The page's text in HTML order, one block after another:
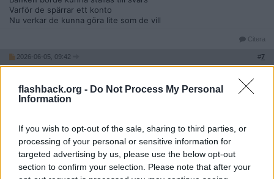
flashback.org - Do Not Process My Personal
Information
If you wish to opt-out of the sale, sharing to third parties, or
processing of your personal or sensitive information for
targeted advertising by us, please use the below opt-out
section to confirm your selection. Please note that after your
Varför de spärrar ett konto
Nu verkar de kunna göra lite som de vill
Citera
2026-06-05, 09:42 #7
Man tycker att de borde ställa frågor först innan de bara stänger
Men som flera redan skrivit, det känns som det måste ligga mer
bakom i detta fallet.
Citera